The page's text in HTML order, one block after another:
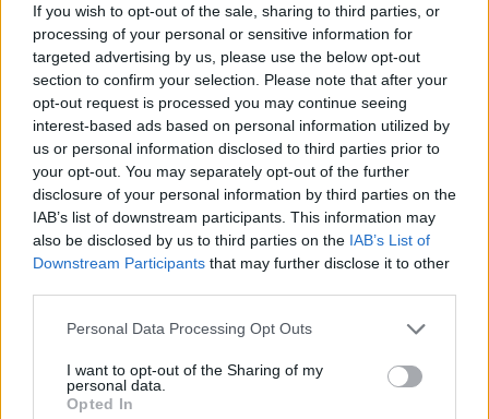
If you wish to opt-out of the sale, sharing to third parties, or
processing of your personal or sensitive information for
targeted advertising by us, please use the below opt-out
section to confirm your selection. Please note that after your
opt-out request is processed you may continue seeing
interest-based ads based on personal information utilized by
us or personal information disclosed to third parties prior to
your opt-out. You may separately opt-out of the further
disclosure of your personal information by third parties on the
IAB’s list of downstream participants. This information may
also be disclosed by us to third parties on the IAB’s List of
Downstream Participants that may further disclose it to other
Please note that this website/app uses one or more Google
not limited to your visit or usage behaviour. You may click to
grant or deny consent to Google and its third-party tags to
use your data for below specified purposes in below Google
Personal Data Processing Opt Outs
I want to opt-out of the Sharing of my
personal data.
Opted In
Conclusione: un invito al pensiero
critico
In conclusione, è fondamentale che le imprese non
si facciano abbagliare dalla sirena dei bandi, ma
sviluppino un pensiero critico riguardo alle reali
opportunità che questi possono offrire.
L’innovazione, la sostenibilità e
l’internazionalizzazione sono obiettivi nobili, ma
richiedono un approccio pragmatico e ben
pianificato. Le aziende devono essere pronte a
consapevolezza strategica. Solo così potranno
realmente trarre vantaggio da queste iniziative,